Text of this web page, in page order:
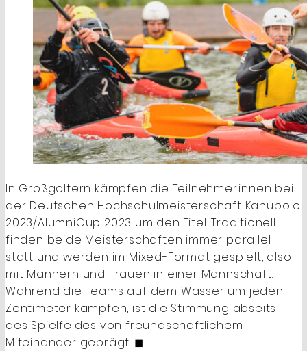
In Großgoltern kämpfen die Teilnehmer:innen bei
der Deutschen Hochschulmeisterschaft Kanupolo
2023/AlumniCup 2023 um den Titel. Traditionell
finden beide Meisterschaften immer parallel
statt und werden im Mixed-Format gespielt, also
mit Männern und Frauen in einer Mannschaft.
Während die Teams auf dem Wasser um jeden
Zentimeter kämpfen, ist die Stimmung abseits
des Spielfeldes von freundschaftlichem
Miteinander geprägt. ◼